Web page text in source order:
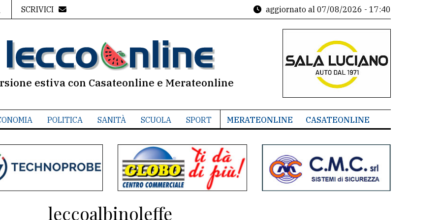
SCRIVICI aggiornato al 07/08/2026 - 17:40
estiva con Casateonline e Merateonline
POLITICA SANITÀ SCUOLA SPORT MERATEONLINE CASATEONLINE
leccoalbinoleffe